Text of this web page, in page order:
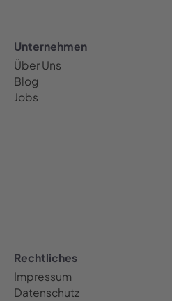
Unternehmen
Über Uns
Blog
Jobs
Rechtliches
Impressum
Datenschutz